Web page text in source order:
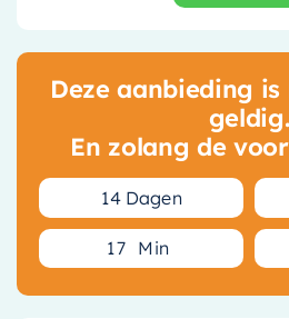
Deze aanbieding
geldig.
En zolang de
14 Dagen
17 Min